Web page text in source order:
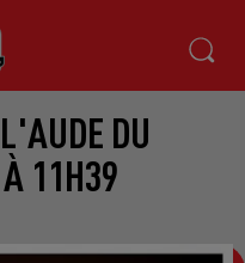
DU
11H39